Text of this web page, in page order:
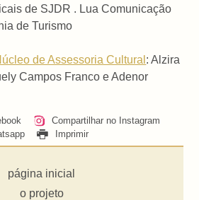
de SJDR . Lua Comunicação
de Turismo
de Assessoria Cultural : Alzira
Campos Franco e Adenor
Compartilhar no Instagram
Imprimir
página inicial
o projeto